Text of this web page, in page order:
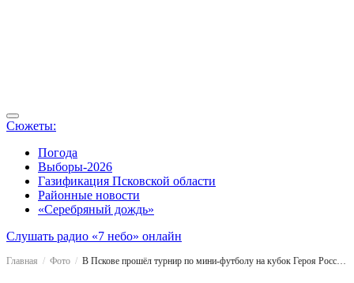
Сюжеты:
Погода
Выборы-2026
Газификация Псковской области
Районные новости
«Серебряный дождь»
Слушать радио «7 небо» онлайн
Главная Фото В Пскове прошёл турнир по мини-футболу на кубок Героя России иерея Антония Савченко